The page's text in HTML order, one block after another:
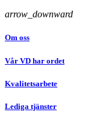
arrow_downward
Om oss
Vår VD har ordet
Kvalitetsarbete
Lediga tjänster